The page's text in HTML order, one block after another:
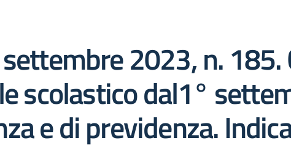
2023, n. 185.
scolastico dal1°
e di previdenza.